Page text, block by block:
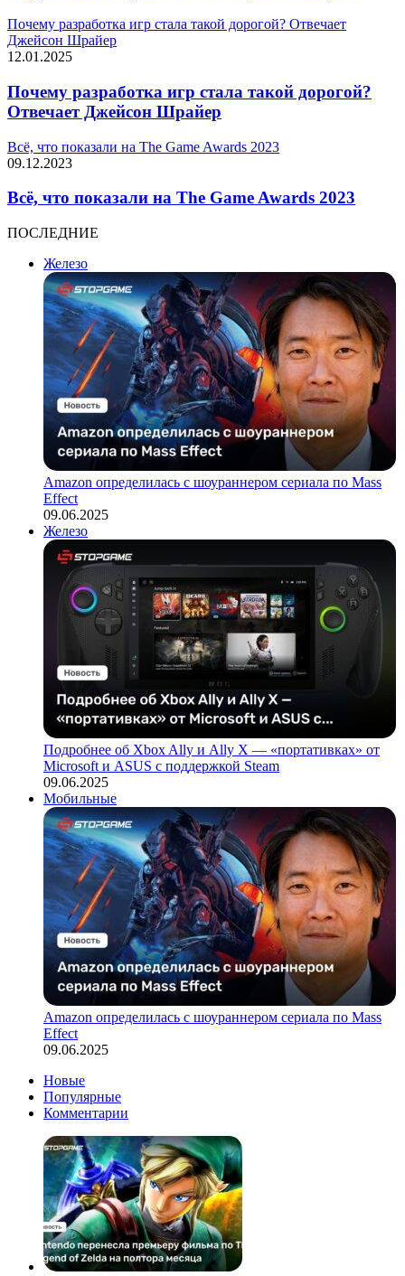
Почему разработка игр стала такой дорогой? Отвечает
Джейсон Шрайер
12.01.2025
Почему разработка игр стала такой дорогой?
Отвечает Джейсон Шрайер
Всё, что показали на The Game Awards 2023
09.12.2023
Всё, что показали на The Game Awards 2023
ПОСЛЕДНИЕ
Железо
Amazon определилась с шоураннером сериала по Mass
Effect
09.06.2025
Железо
Подробнее об Xbox Ally и Ally X — «портативках» от
Microsoft и ASUS с поддержкой Steam
09.06.2025
Мобильные
Amazon определилась с шоураннером сериала по Mass
Effect
09.06.2025
Новые
Популярные
Комментарии